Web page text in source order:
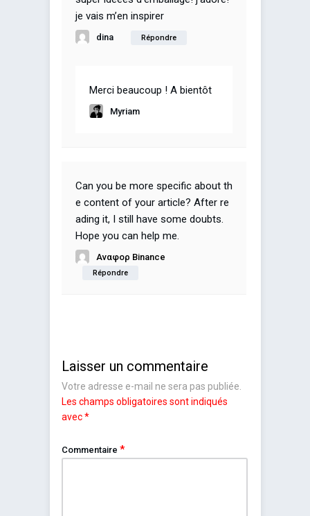
je vais m’en inspirer
dina Répondre
Merci beaucoup ! A bientôt
Myriam
Can you be more specific about th
e content of your article? After re
ading it, I still have some doubts.
Hope you can help me.
Αναφορ Binance
Répondre
Laisser un commentaire
Votre adresse e-mail ne sera pas publiée.
Les champs obligatoires sont indiqués
avec*
Commentaire *